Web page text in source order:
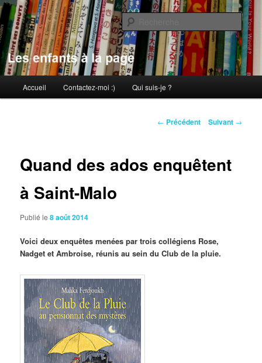
Aller
au
contenu
principalLes enfants à la page
principal
Accueil Contactez-moi :) Qui suis-je ?
Navigation
← Précédent Suivant →
Quand des ados enquêtent
à Saint-Malo
Publié le8 août 2014
Voici deux enquêtes menées par trois collégiens Rose,
Nadget et Ambroise, réunis au sein du Club de la pluie.